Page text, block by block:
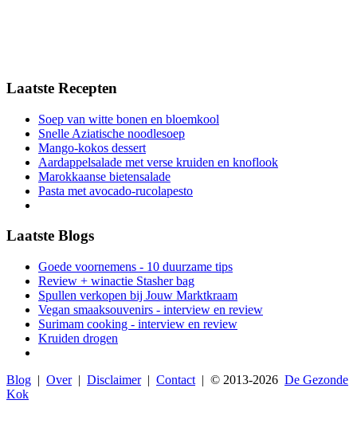
Laatste Recepten
Soep van witte bonen en bloemkool
Snelle Aziatische noodlesoep
Mango-kokos dessert
Aardappelsalade met verse kruiden en knoflook
Marokkaanse bietensalade
Pasta met avocado-rucolapesto
Laatste Blogs
Goede voornemens - 10 duurzame tips
Review + winactie Stasher bag
Spullen verkopen bij Jouw Marktkraam
Vegan smaaksouvenirs - interview en review
Surimam cooking - interview en review
Kruiden drogen
Blog | Over| Disclaimer| Contact | © 2013-2026 De Gezonde
Kok